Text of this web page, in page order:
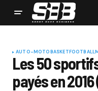
AUTO-MOTOBASKETFOOTBALL
Les 50
payés en